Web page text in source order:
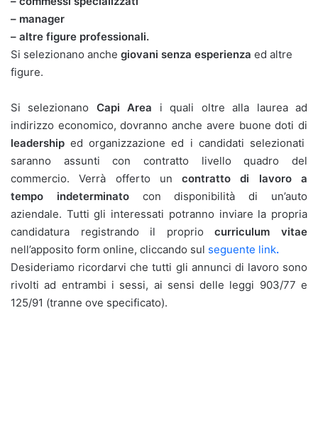
– manager
– altre figure professionali.
Si selezionano anche giovani senza esperienza ed altre
figure.
Si selezionano Capi Area i quali oltre alla laurea ad
indirizzo economico, dovranno anche avere buone doti di
leadership ed organizzazione ed i candidati selezionati
saranno assunti con contratto livello quadro del
commercio. Verrà offerto uncontratto di lavoro a
tempo indeterminatocon disponibilità di un’auto
aziendale. Tutti gli interessati potranno inviare la propria
candidatura registrando il propriocurriculum vitae
nell’apposito form online, cliccando sul seguente link.
Desideriamo ricordarvi che tutti gli annunci di lavoro sono
rivolti ad entrambi i sessi, ai sensi delle leggi 903/77 e
125/91 (tranne ove specificato).